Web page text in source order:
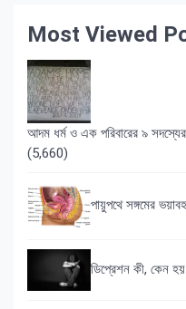
Most Viewed
আদম ধর্ম ও এক পরিবারের ৯ সদস্যের
(5,660)
পায়ুপথে সঙ্গমের
ডিপ্রেশন কী, কেন